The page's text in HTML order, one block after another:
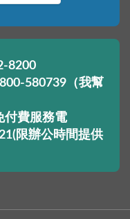
8200
580739（我幫
付費服務電
限辦公時間提供